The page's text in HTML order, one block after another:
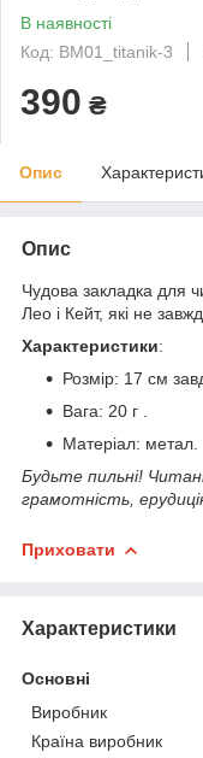
В наявності
Код: BM01_titanik-3
390 ₴
Опис
Опис
Чудова закладка для
Лео і Кейт, які не
Характеристики:
Розмір: 17 см
Вага: 20 г .
Матеріал: метал.
Будьте пильні!
грамотність,
Приховати
Характеристики
Основні
Виробник
Країна виробник